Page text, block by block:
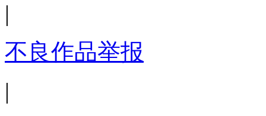
|
不良作品举报
|